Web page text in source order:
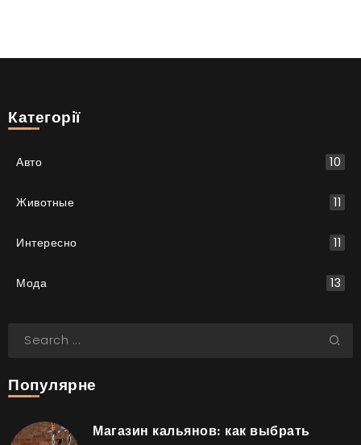
Категорії
Авто 10
Животные 11
Интересно 11
Мода 13
Популярне
Магазин кальянов: как выбрать